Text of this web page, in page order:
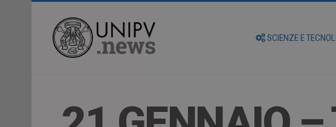
SCIENZE E